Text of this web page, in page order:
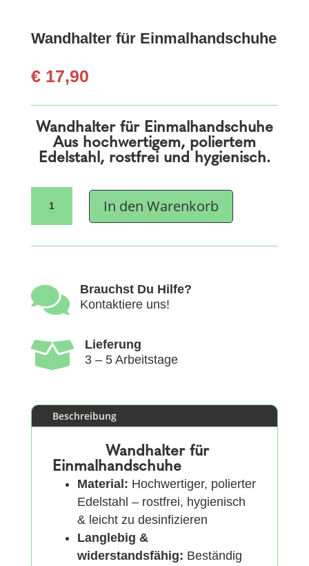
Wandhalter für Einmalhandschuhe
€17,90
Wandhalter für Einmalhandschuhe
Aus hochwertigem, poliertem
Edelstahl, rostfrei und hygienisch.
Wandhalter
Einmalhandschuhe
In den Warenkorb

Brauchst Du Hilfe?
Kontaktiere uns!

Lieferung
3 – 5 Arbeitstage
Beschreibung
Wandhalter für
Einmalhandschuhe
Material: Hochwertiger, polierter
Edelstahl – rostfrei, hygienisch
& leicht zu desinfizieren
Langlebig &
widerstandsfähig: Beständig